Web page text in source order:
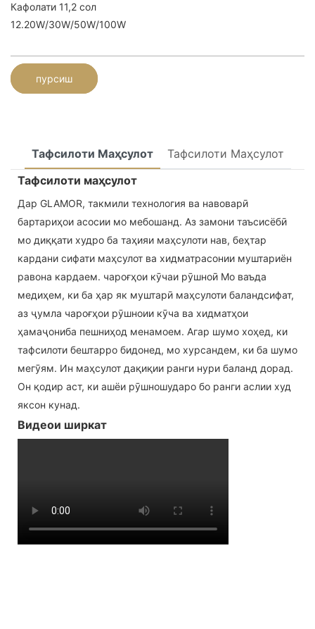
Кафолати 11,2 сол
12.20W/30W/50W/100W
пурсиш
Тафсилоти Маҳсулот
Тафсилоти Маҳсулот
Тафсилоти маҳсулот
Дар GLAMOR, такмили технология ва навоварӣ
бартариҳои асосии мо мебошанд. Аз замони таъсисёбӣ
мо диққати худро ба таҳияи маҳсулоти нав, беҳтар
кардани сифати маҳсулот ва хидматрасонии муштариён
равона кардаем. чароғҳои кӯчаи рӯшноӣ Мо ваъда
медиҳем, ки ба ҳар як муштарӣ маҳсулоти баландсифат,
аз ҷумла чароғҳои рӯшноии кӯча ва хидматҳои
ҳамаҷониба пешниҳод менамоем. Агар шумо хоҳед, ки
тафсилоти бештарро бидонед, мо хурсандем, ки ба шумо
мегӯям. Ин маҳсулот дақиқии ранги нури баланд дорад.
Он қодир аст, ки ашёи рӯшношударо бо ранги аслии худ
яксон кунад.
Видеои ширкат